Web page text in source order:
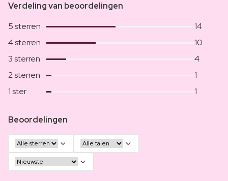
Verdeling van beoordelingen
5 sterren
14
4 sterren
10
3 sterren
4
2 sterren
1
1 ster
1
Beoordelingen